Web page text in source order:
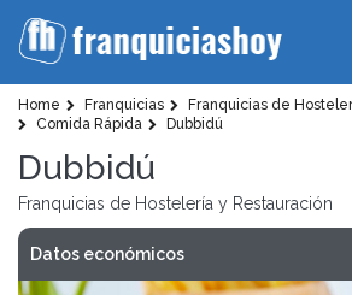
Home Franquicias
Franquicias de
Comida Rápida
Dubbidú
Dubbidú
Franquicias de Hostelería y Restauración
Datos económicos